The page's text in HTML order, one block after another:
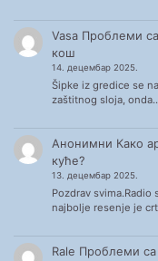
Vasa Проблеми
кош
14. децембар 2025.
Šipke iz gredice se
zaštitnog sloja,
Анонимни Како
куће?
13. децембар 2025.
Pozdrav svima.Radio
najbolje resenje je
Rale Проблеми